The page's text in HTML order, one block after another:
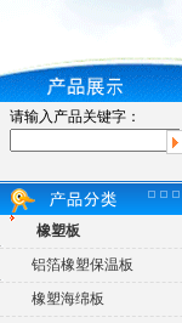
请输入产品关键字：
橡塑板
铝箔橡塑保温板
橡塑海绵板